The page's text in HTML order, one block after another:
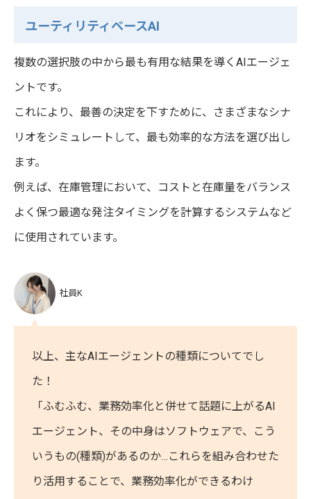
ユーティリティベースAI
複数の選択肢の中から最も有用な結果を導くAIエージェ
ントです。
これにより、最善の決定を下すために、さまざまなシナ
リオをシミュレートして、最も効率的な方法を選び出し
ます。
例えば、在庫管理において、コストと在庫量をバランス
よく保つ最適な発注タイミングを計算するシステムなど
に使用されています。
社員K
以上、主なAIエージェントの種類についてでし
た！
「ふむふむ、業務効率化と併せて話題に上がるAI
エージェント、その中身はソフトウェアで、こう
いうもの(種類)があるのか…これらを組み合わせた
り活用することで、業務効率化ができるわけ